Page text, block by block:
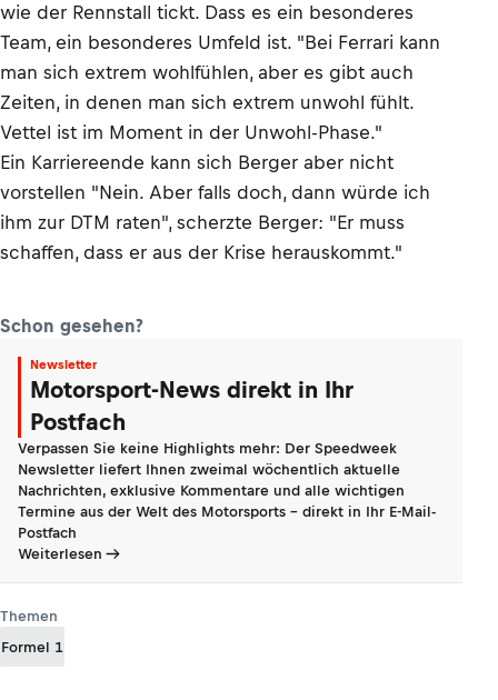
wie der Rennstall tickt. Dass es ein besonderes
Team, ein besonderes Umfeld ist. "Bei Ferrari kann
man sich extrem wohlfühlen, aber es gibt auch
Zeiten, in denen man sich extrem unwohl fühlt.
Vettel ist im Moment in der Unwohl-Phase."
Ein Karriereende kann sich Berger aber nicht
vorstellen "Nein. Aber falls doch, dann würde ich
ihm zur DTM raten", scherzte Berger: "Er muss
schaffen, dass er aus der Krise herauskommt."
Schon gesehen?
Newsletter
Motorsport-News direkt in Ihr
Postfach
Verpassen Sie keine Highlights mehr: Der Speedweek
Newsletter liefert Ihnen zweimal wöchentlich aktuelle
Nachrichten, exklusive Kommentare und alle wichtigen
Termine aus der Welt des Motorsports - direkt in Ihr E-Mail-
Postfach
Weiterlesen
Themen
Formel 1